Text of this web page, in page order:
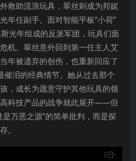
救助流浪玩具，翠丝则成为邦妮
年任副手。面对智能平板“小荷”
光年组成的反派军团，玩具们面
机。翠丝意外回到第一任主人艾
年被遗弃的创伤，也重新回应了
催泪的经典情节。她从过去那个
，成长为愿意守护其他玩具的领
科技产品的战争就此展开——但
万恶之源”的简单批判，而是探
。